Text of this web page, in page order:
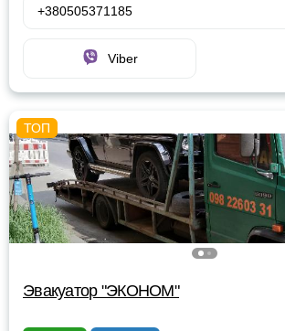
+380505371185
Viber
Эвакуатор "ЭКОНОМ"